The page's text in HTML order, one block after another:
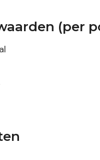
(per